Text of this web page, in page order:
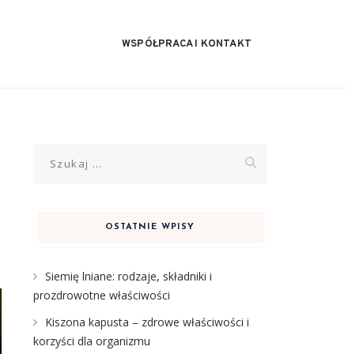
WSPÓŁPRACA I KONTAKT
OSTATNIE WPISY
Siemię lniane: rodzaje, składniki i
prozdrowotne właściwości
Kiszona kapusta – zdrowe właściwości i
korzyści dla organizmu